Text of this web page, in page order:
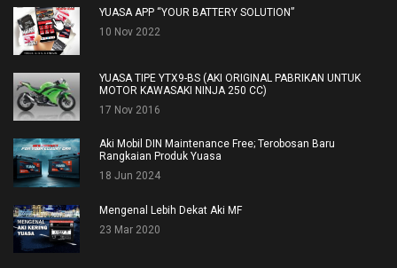
YUASA APP “YOUR BATTERY SOLUTION”
10 Nov 2022
YUASA TIPE YTX9-BS (AKI ORIGINAL PABRIKAN UNTUK
MOTOR KAWASAKI NINJA 250 CC)
17 Nov 2016
Aki Mobil DIN Maintenance Free; Terobosan Baru
Rangkaian Produk Yuasa
18 Jun 2024
Mengenal Lebih Dekat Aki MF
23 Mar 2020